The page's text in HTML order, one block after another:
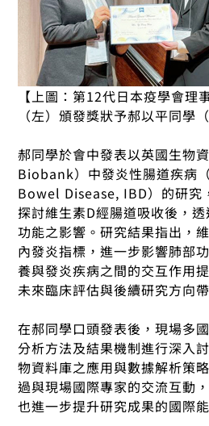
【上圖：第12代日本疫學會理
（左）頒發獎狀予郝以平同學（
郝同學於會中發表以英國生物
Biobank）中發炎性腸道疾
Bowel Disease, IBD）的研究
探討維生素D經腸道吸收後，
功能之影響。研究結果指出，
內發炎指標，進一步影響肺部
養與發炎疾病之間的交互作用
未來臨床評估與後續研究方向
在郝同學口頭發表後，現場多
分析方法及結果機制進行深入
物資料庫之應用與數據解析策
過與現場國際專家的交流互動
也進一步提升研究成果的國際